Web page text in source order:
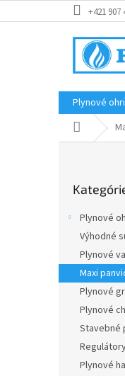
na
+421 907
Plynové
Domov
kategórie
Plynové
Výhodné
Plynové
Maxi
Plynové
Plynové
Stavebné
Plynové